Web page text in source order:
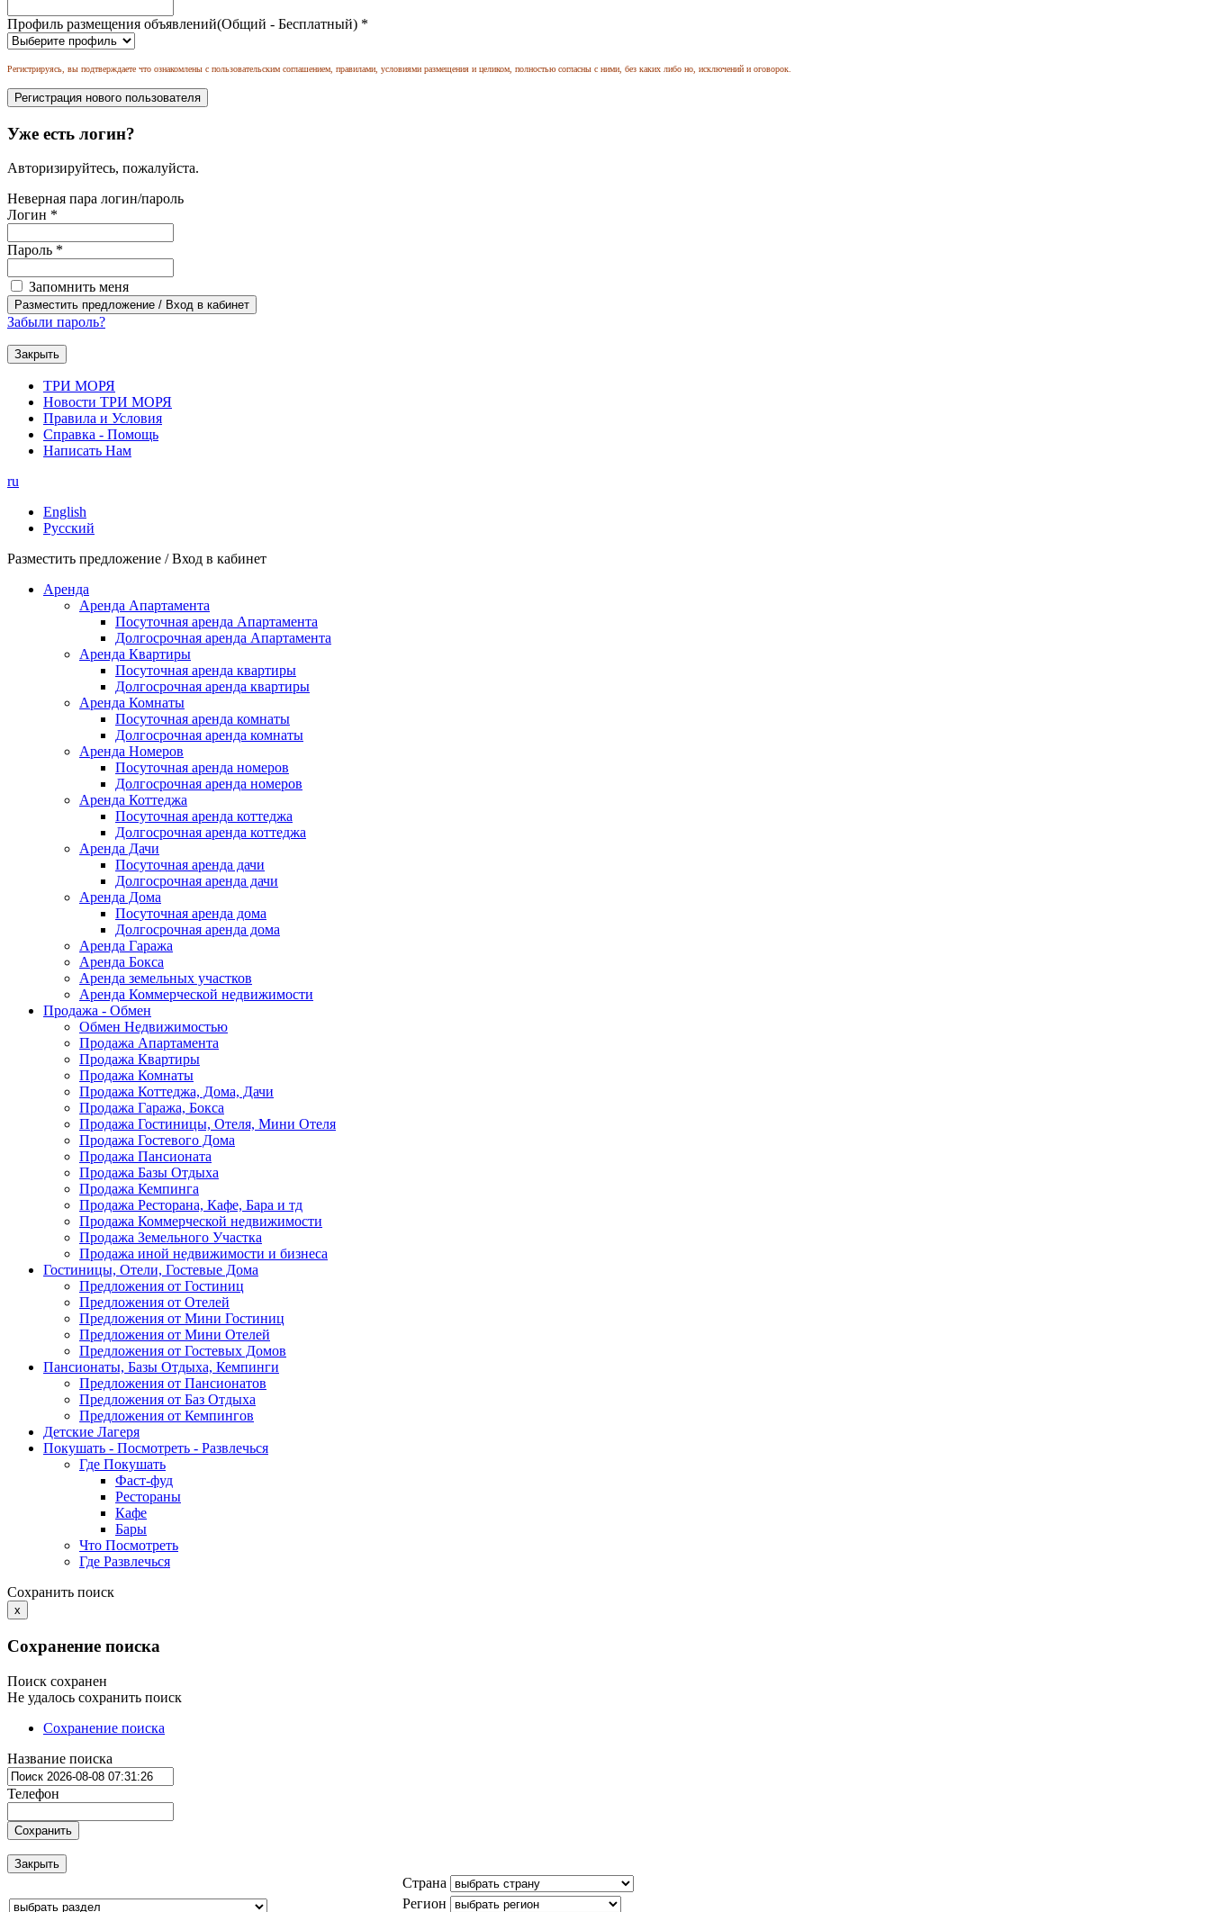
Профиль размещения объявлений(Общий - Бесплатный) *
Регистрируясь, вы подтверждаете что ознакомлены с пользовательским соглашением, правилами, условиями размещения и целиком, полностью согласны с ними, без каких либо но, исключений и оговорок.
Уже есть логин?
Авторизируйтесь, пожалуйста.
Неверная пара логин/пароль
Логин *
Пароль *
Запомнить меня
Забыли пароль?
Закрыть
ТРИ МОРЯ
Новости ТРИ МОРЯ
Правила и Условия
Справка - Помощь
Написать Нам
ru
English
Русский
Разместить предложение / Вход в кабинет
Аренда
Аренда Апартамента
Посуточная аренда Апартамента
Долгосрочная аренда Апартамента
Аренда Квартиры
Посуточная аренда квартиры
Долгосрочная аренда квартиры
Аренда Комнаты
Посуточная аренда комнаты
Долгосрочная аренда комнаты
Аренда Номеров
Посуточная аренда номеров
Долгосрочная аренда номеров
Аренда Коттеджа
Посуточная аренда коттеджа
Долгосрочная аренда коттеджа
Аренда Дачи
Посуточная аренда дачи
Долгосрочная аренда дачи
Аренда Дома
Посуточная аренда дома
Долгосрочная аренда дома
Аренда Гаража
Аренда Бокса
Аренда земельных участков
Аренда Коммерческой недвижимости
Продажа - Обмен
Обмен Недвижимостью
Продажа Апартамента
Продажа Квартиры
Продажа Комнаты
Продажа Коттеджа, Дома, Дачи
Продажа Гаража, Бокса
Продажа Гостиницы, Отеля, Мини Отеля
Продажа Гостевого Дома
Продажа Пансионата
Продажа Базы Отдыха
Продажа Кемпинга
Продажа Ресторана, Кафе, Бара и тд
Продажа Коммерческой недвижимости
Продажа Земельного Участка
Продажа иной недвижимости и бизнеса
Гостиницы, Отели, Гостевые Дома
Предложения от Гостиниц
Предложения от Отелей
Предложения от Мини Гостиниц
Предложения от Мини Отелей
Предложения от Гостевых Домов
Пансионаты, Базы Отдыха, Кемпинги
Предложения от Пансионатов
Предложения от Баз Отдыха
Предложения от Кемпингов
Детские Лагеря
Покушать - Посмотреть - Развлечься
Где Покушать
Фаст-фуд
Рестораны
Кафе
Бары
Что Посмотреть
Где Развлечься
Сохранить поиск
x
Сохранение поиска
Поиск сохранен
Не удалось сохранить поиск
Сохранение поиска
Название поиска
Телефон
Сохранить
Закрыть
Страна
Регион